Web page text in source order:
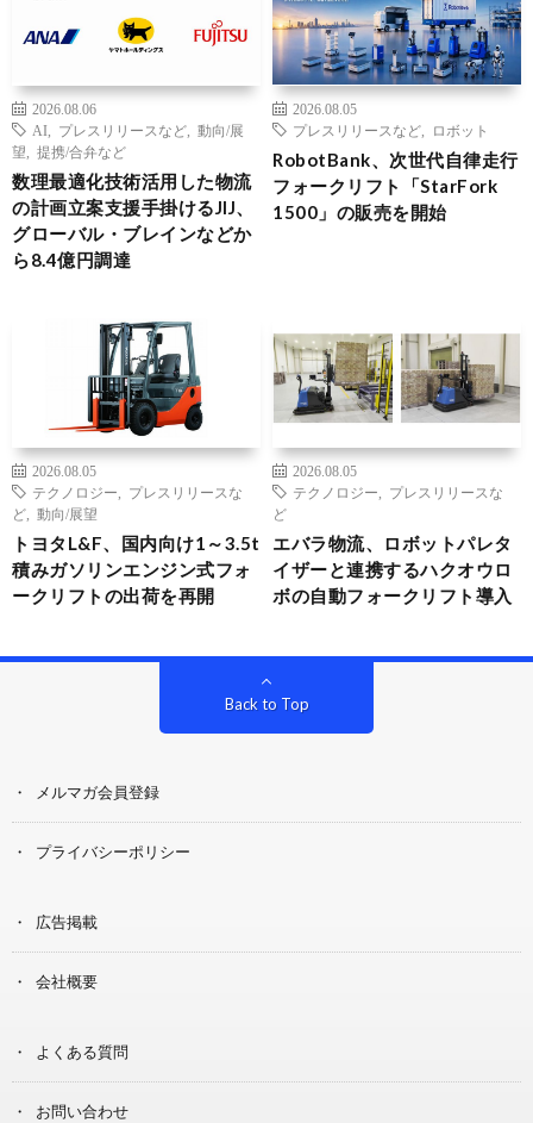
2026.08.06
AI
プレスリリースなど
動向/展
望
提携/合弁など
数理最適化技術活用した物流
の計画立案支援手掛けるJIJ、
グローバル・ブレインなどか
ら8.4億円調達
2026.08.05
プレスリリースなど
ロボット
RobotBank、次世代自律走行
フォークリフト「StarFork
1500」の販売を開始
2026.08.05
テクノロジー
プレスリリースな
ど
動向/展望
トヨタL&F、国内向け1～3.5t
積みガソリンエンジン式フォ
ークリフトの出荷を再開
2026.08.05
テクノロジー
プレスリリースな
ど
エバラ物流、ロボットパレタ
イザーと連携するハクオウロ
ボの自動フォークリフト導入
Back to Top
メルマガ会員登録
プライバシーポリシー
広告掲載
会社概要
よくある質問
お問い合わせ